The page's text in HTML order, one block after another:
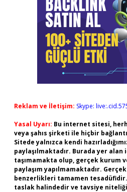
Reklam ve İletişim: Skype:
Yasal Uyarı: Bu internet sitesi,
veya şahıs şirketi ile hiçbir
Sitede yalnızca kendi
paylaşılmaktadır. Burada yer
taşımamakta olup, gerçek kurum
paylaşım yapılmamaktadır.
benzerlikleri tamamen
taslak halindedir ve tavsiye